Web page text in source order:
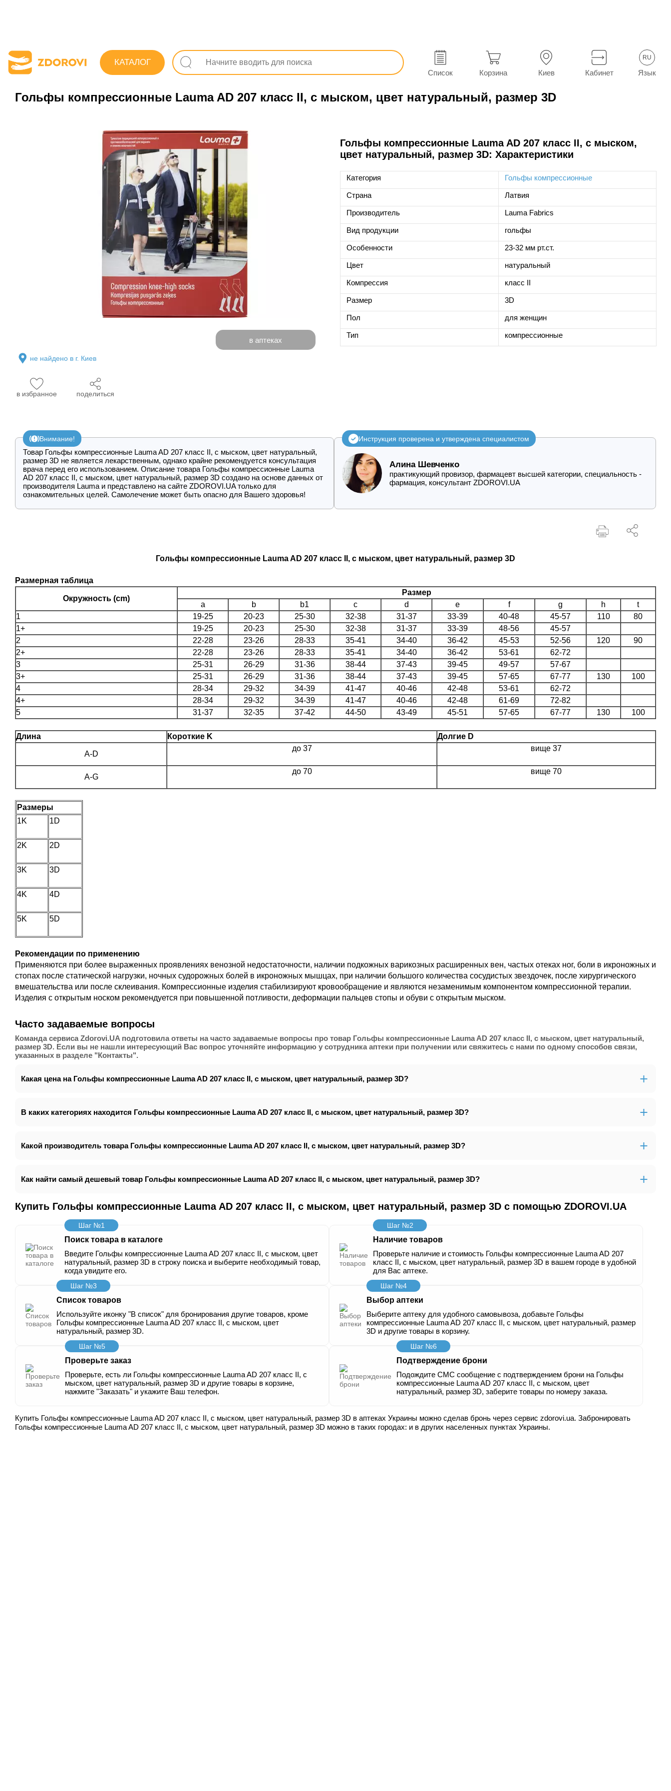
КАТАЛОГ
Список Корзина Киев Кабинет
RU
Язык
Поиск лекарств Изделия медицинского назначения и ортопедия Компрессионные изделия Гольфы Lauma
Гольфы компрессионные Lauma AD 207 класс ІІ, с мыском, цвет натуральный, размер 3D
в аптеках
не найдено в г. Киев
в избранное поделиться
Гольфы компрессионные Lauma AD 207 класс ІІ, с мыском,
цвет натуральный, размер 3D: Характеристики
Категория Гольфы компрессионные
Страна Латвия
Производитель Lauma Fabrics
Вид продукции гольфы
Особенности 23-32 мм рт.ст.
Цвет натуральный
Компрессия класс ІІ
Размер 3D
Пол для женщин
Тип компрессионные
Внимание!
Товар Гольфы компрессионные Lauma AD 207 класс ІІ, с мыском, цвет натуральный,
размер 3D не является лекарственным, однако крайне рекомендуется консультация
врача перед его использованием. Описание товара Гольфы компрессионные Lauma
AD 207 класс ІІ, с мыском, цвет натуральный, размер 3D создано на основе данных от
производителя Lauma и представлено на сайте ZDOROVI.UA только для
ознакомительных целей. Самолечение может быть опасно для Вашего здоровья!
Инструкция проверена и утверждена специалистом
Алина Шевченко
практикующий провизор, фармацевт высшей категории, специальность -
фармация, консультант ZDOROVI.UA
Гольфы компрессионные Lauma AD 207 класс ІІ, с мыском, цвет натуральный, размер 3D
Размерная таблица
Окружность (cm)
Размер
a
b b1 c d e f g h
t
1
19-25 20-23 25-30 32-38 31-37 33-39 40-48 45-57 110
80
1+
19-25 20-23 25-30 32-38 31-37 33-39 48-56
45-57
2
22-28 23-26 28-33 35-41 34-40 36-42 45-53 52-56 120
90
2+
22-28 23-26 28-33 35-41 34-40 36-42 53-61
62-72
3
25-31 26-29 31-36 38-44 37-43 39-45 49-57
57-67
3+
25-31 26-29 31-36 38-44 37-43 39-45 57-65 67-77 130
100
4
28-34 29-32 34-39 41-47 40-46 42-48 53-61
62-72
4+
28-34 29-32 34-39 41-47 40-46 42-48 61-69
72-82
5
31-37 32-35 37-42 44-50 43-49 45-51 57-65 67-77 130 100
Длина Короткие K Долгие D
A-D
до 37 вище 37
A-G
до 70 вище 70
Размеры
1K
1D
2K 2D
3K 3D
4K 4D
5K 5D
Рекомендации по применению
Применяются при более выраженных проявлениях венозной недостаточности, наличии подкожных варикозных расширенных вен, частых отеках ног, боли в икроножных и
стопах после статической нагрузки, ночных судорожных болей в икроножных мышцах, при наличии большого количества сосудистых звездочек, после хирургического
вмешательства или после склеивания. Компрессионные изделия стабилизируют кровообращение и являются незаменимым компонентом компрессионной терапии.
Изделия с открытым носком рекомендуется при повышенной потливости, деформации пальцев стопы и обуви с открытым мыском.
Часто задаваемые вопросы
Команда сервиса Zdorovi.UA подготовила ответы на часто задаваемые вопросы про товар Гольфы компрессионные Lauma AD 207 класс ІІ, с мыском, цвет натуральный,
размер 3D. Если вы не нашли интересующий Вас вопрос уточняйте информацию у сотрудника аптеки при получении или свяжитесь с нами по одному способов связи,
указанных в разделе "Контакты".
Какая цена на Гольфы компрессионные Lauma AD 207 класс ІІ, с мыском, цвет натуральный, размер 3D?
В каких категориях находится Гольфы компрессионные Lauma AD 207 класс ІІ, с мыском, цвет натуральный, размер 3D?
Какой производитель товара Гольфы компрессионные Lauma AD 207 класс ІІ, с мыском, цвет натуральный, размер 3D?
Как найти самый дешевый товар Гольфы компрессионные Lauma AD 207 класс ІІ, с мыском, цвет натуральный, размер 3D?
Купить Гольфы компрессионные Lauma AD 207 класс ІІ, с мыском, цвет натуральный, размер 3D с помощью ZDOROVI.UA
Шаг №1
Поиск товара в каталоге
Введите Гольфы компрессионные Lauma AD 207 класс ІІ, с мыском, цвет
натуральный, размер 3D в строку поиска и выберите необходимый товар,
когда увидите его.
Шаг №2
Наличие товаров
Проверьте наличие и стоимость Гольфы компрессионные Lauma AD 207
класс ІІ, с мыском, цвет натуральный, размер 3D в вашем городе в удобной
для Вас аптеке.
Шаг №3
Список товаров
Используйте иконку "В список" для бронирования другие товаров, кроме
Гольфы компрессионные Lauma AD 207 класс ІІ, с мыском, цвет
натуральный, размер 3D.
Шаг №4
Выбор аптеки
Выберите аптеку для удобного самовывоза, добавьте Гольфы
компрессионные Lauma AD 207 класс ІІ, с мыском, цвет натуральный, размер
3D и другие товары в корзину.
Шаг №5
Проверьте заказ
Проверьте, есть ли Гольфы компрессионные Lauma AD 207 класс ІІ, с
мыском, цвет натуральный, размер 3D и другие товары в корзине,
нажмите "Заказать" и укажите Ваш телефон.
Шаг №6
Подтверждение брони
Подождите СМС сообщение с подтверждением брони на Гольфы
компрессионные Lauma AD 207 класс ІІ, с мыском, цвет
натуральный, размер 3D, заберите товары по номеру заказа.
Купить Гольфы компрессионные Lauma AD 207 класс ІІ, с мыском, цвет натуральный, размер 3D в аптеках Украины можно сделав бронь через сервис zdorovi.ua. Забронировать
Гольфы компрессионные Lauma AD 207 класс ІІ, с мыском, цвет натуральный, размер 3D можно в таких городах: и в других населенных пунктах Украины.